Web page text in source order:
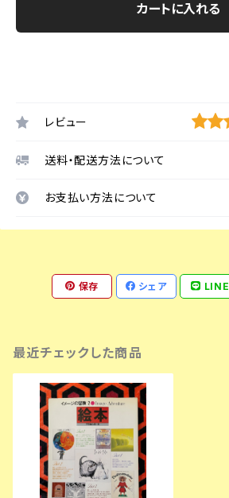
カートに入れる
レビュー
送料・配送方法について
お支払い方法について
保存 シェア LINE
最近チェックした商品